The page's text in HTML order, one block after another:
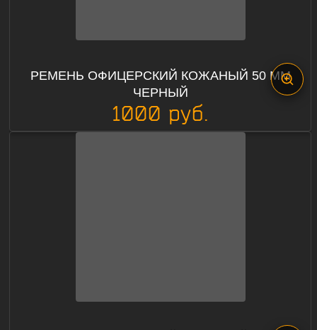
РЕМЕНЬ ОФИЦЕРСКИЙ КОЖАНЫЙ 50 ММ
ЧЕРНЫЙ
1000 руб.